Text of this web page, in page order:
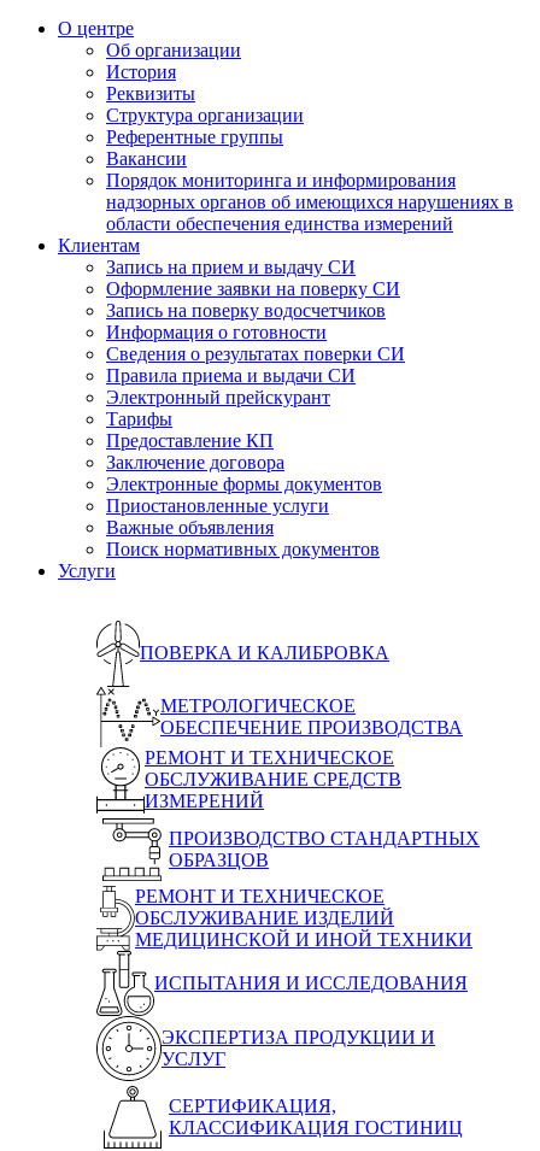
О центре
Об организации
История
Реквизиты
Структура организации
Референтные группы
Вакансии
Порядок мониторинга и информирования
надзорных органов об имеющихся нарушениях в
области обеспечения единства измерений
Клиентам
Запись на прием и выдачу СИ
Оформление заявки на поверку СИ
Запись на поверку водосчетчиков
Информация о готовности
Сведения о результатах поверки СИ
Правила приема и выдачи СИ
Электронный прейскурант
Тарифы
Предоставление КП
Заключение договора
Электронные формы документов
Приостановленные услуги
Важные объявления
Поиск нормативных документов
Услуги
ПОВЕРКА И КАЛИБРОВКА
МЕТРОЛОГИЧЕСКОЕ
ОБЕСПЕЧЕНИЕ ПРОИЗВОДСТВА
РЕМОНТ И ТЕХНИЧЕСКОЕ
ОБСЛУЖИВАНИЕ СРЕДСТВ
ИЗМЕРЕНИЙ
ПРОИЗВОДСТВО СТАНДАРТНЫХ
ОБРАЗЦОВ
РЕМОНТ И ТЕХНИЧЕСКОЕ
ОБСЛУЖИВАНИЕ ИЗДЕЛИЙ
МЕДИЦИНСКОЙ И ИНОЙ ТЕХНИКИ
ИСПЫТАНИЯ И ИССЛЕДОВАНИЯ
ЭКСПЕРТИЗА ПРОДУКЦИИ И
УСЛУГ
СЕРТИФИКАЦИЯ,
КЛАССИФИКАЦИЯ ГОСТИНИЦ